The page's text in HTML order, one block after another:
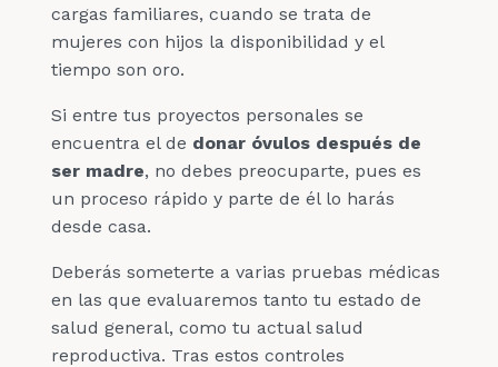
cargas familiares, cuando se trata de
mujeres con hijos la disponibilidad y el
tiempo son oro.
Si entre tus proyectos personales se
encuentra el de donar óvulos después de
ser madre, no debes preocuparte, pues es
un proceso rápido y parte de él lo harás
desde casa.
Deberás someterte a varias pruebas médicas
en las que evaluaremos tanto tu estado de
salud general, como tu actual salud
reproductiva. Tras estos controles